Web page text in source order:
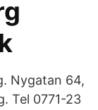
Nygatan 64,
Tel 0771-23